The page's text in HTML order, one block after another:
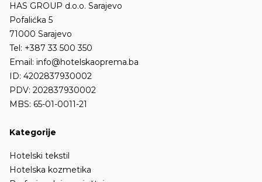
Kante za otpatke
Kante za reciklirani otpad
Garderobni ormari
Stubovi i barijere
Stalci za presvlačenje
Ofingeri
Ostalo
Visokotlačni perači - topla voda
HAS GROUP d.o.o. Sarajevo
Pofalićka 5
71000 Sarajevo
Tel: +387 33 500 350
Email: info@hotelskaoprema.ba
ID: 4202837930002
PDV: 202837930002
MBS: 65-01-0011-21
Kategorije
Hotelski tekstil
Hotelska kozmetika